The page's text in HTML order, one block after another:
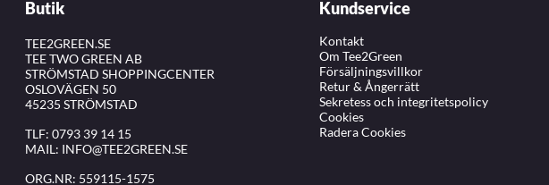
Butik
TEE2GREEN.SE
TEE TWO GREEN AB
STRÖMSTAD SHOPPINGCENTER
OSLOVÄGEN 50
45235 STRÖMSTAD
TLF: 0793 39 14 15
MAIL: INFO@TEE2GREEN.SE
ORG.NR: 559115-1575
Kundservice
Kontakt
Om Tee2Green
Försäljningsvillkor
Retur & Ångerrätt
Sekretess och integritetspolicy
Cookies
Radera Cookies